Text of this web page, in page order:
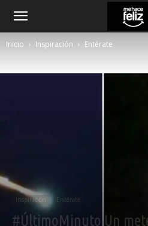
Inicio Inspiración Entérate
Inspiración Entérate
#ÚltimoMinuto Un